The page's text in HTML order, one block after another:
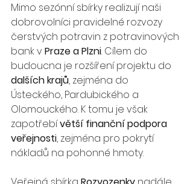
Mimo sezónní sbírky realizují naši
dobrovolníci pravidelné rozvozy
čerstvých potravin z potravinových
bank v Praze a Plzni. Cílem do
budoucna je rozšíření projektu do
dalších krajů, zejména do
Ústeckého, Pardubického a
Olomouckého. K tomu je však
zapotřebí větší finanční podpora
veřejnosti, zejména pro pokrytí
nákladů na pohonné hmoty.